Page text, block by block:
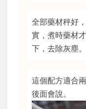
全部藥材秤好
實，煮時藥材
下，去除灰塵。
這個配方適合
後面會說。